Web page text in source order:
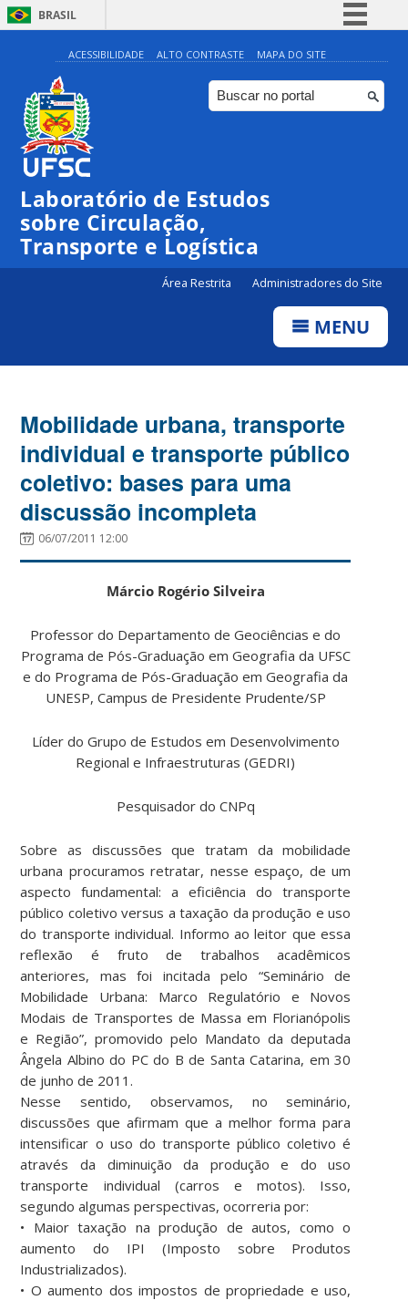
BRASIL
Simplifique!
Comunica BR
Participe
ACESSIBILIDADE ALTO CONTRASTE MAPA DO SITE
Laboratório de Estudos
sobre Circulação,
Transporte e Logística
Área Restrita Administradores do Site
MENU
Mobilidade urbana, transporte
individual e transporte público
coletivo: bases para uma
discussão incompleta
06/07/2011 12:00
Márcio Rogério Silveira
Professor do Departamento de Geociências e do
Programa de Pós-Graduação em Geografia da UFSC
e do Programa de Pós-Graduação em Geografia da
UNESP, Campus de Presidente Prudente/SP
Líder do Grupo de Estudos em Desenvolvimento
Regional e Infraestruturas (GEDRI)
Pesquisador do CNPq
Sobre as discussões que tratam da mobilidade
urbana procuramos retratar, nesse espaço, de um
aspecto fundamental: a eficiência do transporte
público coletivo versus a taxação da produção e uso
do transporte individual. Informo ao leitor que essa
reflexão é fruto de trabalhos acadêmicos
anteriores, mas foi incitada pelo “Seminário de
Mobilidade Urbana: Marco Regulatório e Novos
Modais de Transportes de Massa em Florianópolis
e Região”, promovido pelo Mandato da deputada
Ângela Albino do PC do B de Santa Catarina, em 30
de junho de 2011.
Nesse sentido, observamos, no seminário,
discussões que afirmam que a melhor forma para
intensificar o uso do transporte público coletivo é
através da diminuição da produção e do uso
transporte individual (carros e motos). Isso,
segundo algumas perspectivas, ocorreria por:
• Maior taxação na produção de autos, como o
aumento do IPI (Imposto sobre Produtos
Industrializados).
• O aumento dos impostos de propriedade e uso,